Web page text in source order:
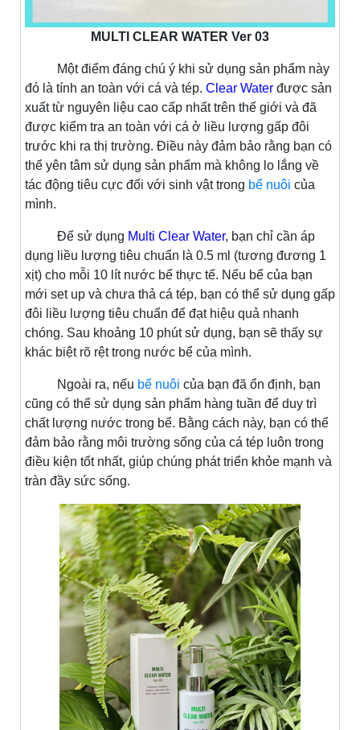
MULTI CLEAR WATER Ver 03
Một điểm đáng chú ý khi sử dụng sản phẩm này
đó là tính an toàn với cá và tép. Clear Water được sản
xuất từ nguyên liệu cao cấp nhất trên thế giới và đã
được kiểm tra an toàn với cá ở liều lượng gấp đôi
trước khi ra thị trường. Điều này đảm bảo rằng bạn có
thể yên tâm sử dụng sản phẩm mà không lo lắng về
tác động tiêu cực đối với sinh vật trong bể nuôi của
mình.
Để sử dụng Multi Clear Water, bạn chỉ cần áp
dụng liều lượng tiêu chuẩn là 0.5 ml (tương đương 1
xịt) cho mỗi 10 lít nước bể thực tế. Nếu bể của bạn
mới set up và chưa thả cá tép, bạn có thể sử dụng gấp
đôi liều lượng tiêu chuẩn để đạt hiệu quả nhanh
chóng. Sau khoảng 10 phút sử dụng, bạn sẽ thấy sự
khác biệt rõ rệt trong nước bể của mình.
Ngoài ra, nếu bể nuôi của bạn đã ổn định, bạn
cũng có thể sử dụng sản phẩm hàng tuần để duy trì
chất lượng nước trong bể. Bằng cách này, bạn có thể
đảm bảo rằng môi trường sống của cá tép luôn trong
điều kiện tốt nhất, giúp chúng phát triển khỏe mạnh và
tràn đầy sức sống.